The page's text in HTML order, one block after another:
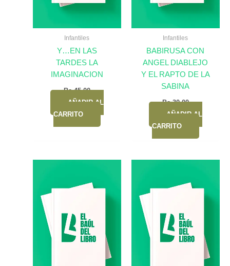
Infantiles
Y…EN LAS
TARDES LA
IMAGINACION
Bs.45,00
AÑADIR AL
CARRITO
Infantiles
BABIRUSA CON
ANGEL DIABLEJO
Y EL RAPTO DE LA
SABINA
Bs.30,00
AÑADIR AL
CARRITO